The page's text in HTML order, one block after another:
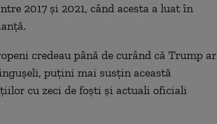
2017 şi 2021, când acesta a luat în
credeau până de curând că Trump ar
puţini mai susţin această
cu zeci de foşti şi actuali oficiali